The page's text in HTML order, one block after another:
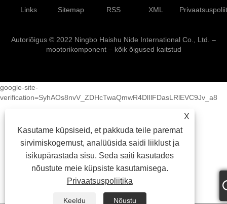
X
Kasutame küpsiseid, et pakkuda teile paremat
sirvimiskogemust, analüüsida saidi liiklust ja
isikupärastada sisu. Seda saiti kasutades
nõustute meie küpsiste kasutamisega.
Privaatsuspoliitika
Keeldu Nõustu
Links Sitemap RSS XML
Autoriõigus © 2022 Ningbo Haishu Nide International Co., Ltd. –
mootorikomponent – ​​kõik õigused kaitstud
google-site-
verification=SyhAOs8nvV_ZDHcTwaQmwR4DlIlFDasLRlEVC9Jv_a8